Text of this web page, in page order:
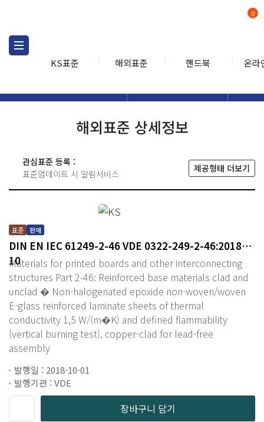
KS표준 해외표준 핸드북 온라
0
해외표준 상세정보
관심표준 등록 :
표준업데이트 시 알림서비스
제공형태 더보기
표준 판매
DIN EN IEC 61249-2-46 VDE 0322-249-2-46:2018-
10
Materials for printed boards and other interconnecting
structures Part 2-46: Reinforced base materials clad and
unclad � Non-halogenated epoxide non-woven/woven
E-glass reinforced laminate sheets of thermal
conductivity 1,5 W/(m�K) and defined flammability
(vertical burning test), copper-clad for lead-free
assembly
발행일 : 2018-10-01
발행기관 : VDE
장바구니 담기